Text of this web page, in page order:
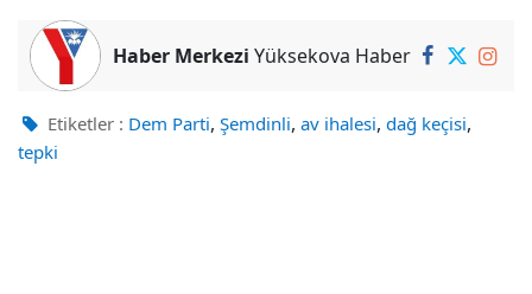
Haber Merkezi Yüksekova Haber
Etiketler : Dem Parti, Şemdinli, av ihalesi, dağ keçisi,
tepki